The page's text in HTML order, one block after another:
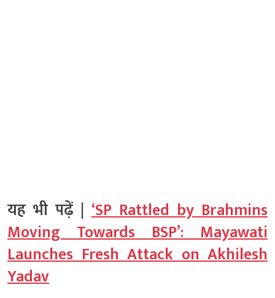
यह भी पढ़ें |‘SP Rattled by Brahmins
Moving Towards BSP’: Mayawati
Launches Fresh Attack on Akhilesh
Yadav